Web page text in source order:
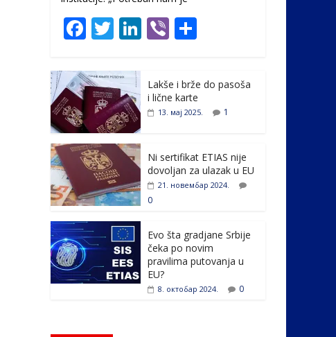
F
e
b
o
o
k
T
itt
er
Li
e
dI
Vi
er ar
e
Lakše i brže do pasoša
i lične karte
13. мај 2025. 1
Ni sertifikat ETIAS nije
dovoljan za ulazak u EU
21. новембар 2024.
0
Evo šta gradjane Srbije
čeka po novim
pravilima putovanja u
EU?
8. октобар 2024. 0